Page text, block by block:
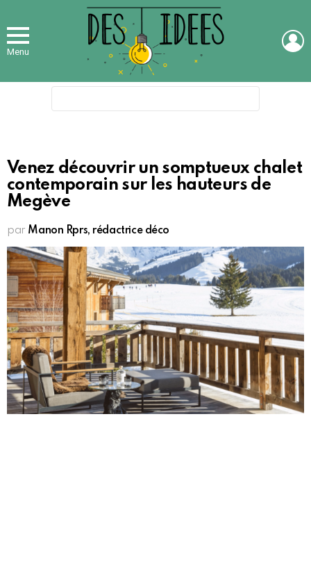
Menu
Venez découvrir un somptueux chalet
contemporain sur les hauteurs de
Megève
par Manon Rprs, rédactrice déco